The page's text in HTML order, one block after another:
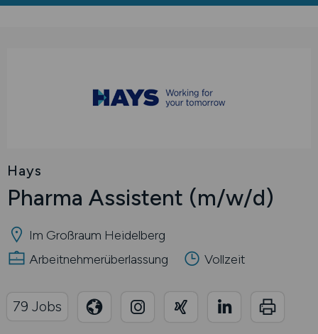
Hays
Pharma Assistent (m/w/d)
Im Großraum Heidelberg
Arbeitnehmerüberlassung
Vollzeit
79 Jobs